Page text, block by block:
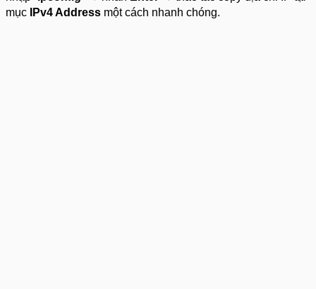
mục
IPv4 Address một cách nhanh chóng.